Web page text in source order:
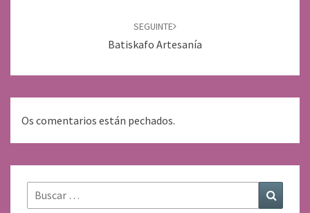
SEGUINTE
Batiskafo Artesanía
Os comentarios están pechados.
Buscar: